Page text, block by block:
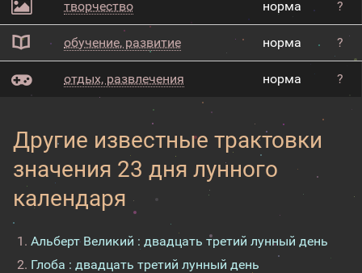
творчество норма ?
обучение, развитие норма ?
отдых, развлечения норма ?
Другие известные трактовки
значения 23 дня лунного
календаря
Альберт Великий : двадцать третий лунный день
Глоба : двадцать третий лунный день